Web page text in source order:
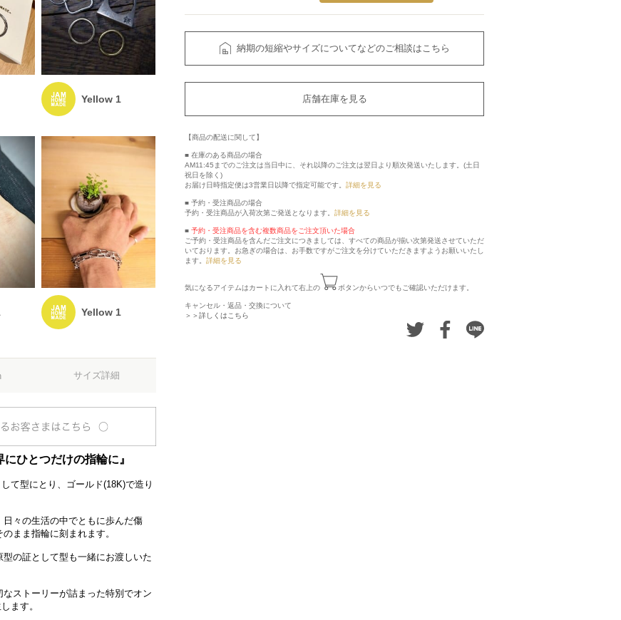
Yellow 1
Yellow 1
サイズ詳細
ひとつだけの指輪に』
て型にとり、ゴールド(18K)で造り
々の生活の中でともに歩んだ傷
まま指輪に刻まれます。
の証として型も一緒にお渡しいた
ストーリーが詰まった特別でオン
ます。
納期の短縮やサイズについてなどのご相談はこちら
店舗在庫を見る
【商品の配送に関して】
■ 在庫のある商品の場合
AM11:45までのご注文は当日中に、それ以降のご注文は翌日より順次発送いたします。(土日
祝日を除く)
お届け日時指定便は3営業日以降で指定可能です。 詳細を見る
■ 予約・受注商品の場合
予約・受注商品が入荷次第ご発送となります。 詳細を見る
■ 予約・受注商品を含む複数商品をご注文頂いた場合
ご予約・受注商品を含んだご注文につきましては、すべての商品が揃い次第発送させていただ
いております。お急ぎの場合は、お手数ですがご注文を分けていただきますようお願いいたし
ます。 詳細を見る
気になるアイテムはカートに入れて右上の ボタンからいつでもご確認いただけます。
キャンセル・返品・交換について
＞＞詳しくはこちら